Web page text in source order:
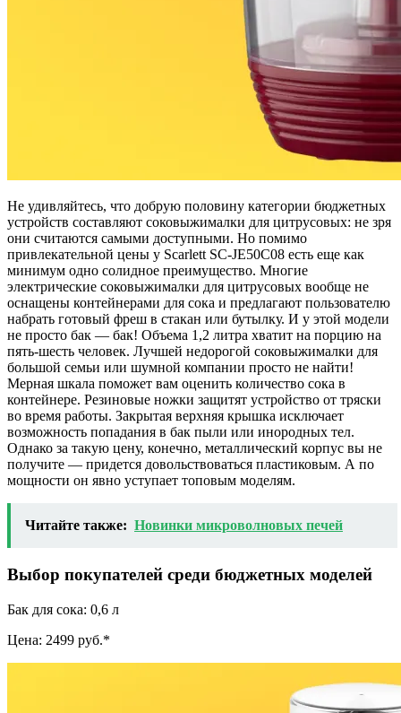
Не удивляйтесь, что добрую половину категории бюджетных
устройств составляют соковыжималки для цитрусовых: не зря
они считаются самыми доступными. Но помимо
привлекательной цены у Scarlett SC-JE50C08 есть еще как
минимум одно солидное преимущество. Многие
электрические соковыжималки для цитрусовых вообще не
оснащены контейнерами для сока и предлагают пользователю
набрать готовый фреш в стакан или бутылку. И у этой модели
не просто бак — бак! Объема 1,2 литра хватит на порцию на
пять-шесть человек. Лучшей недорогой соковыжималки для
большой семьи или шумной компании просто не найти!
Мерная шкала поможет вам оценить количество сока в
контейнере. Резиновые ножки защитят устройство от тряски
во время работы. Закрытая верхняя крышка исключает
возможность попадания в бак пыли или инородных тел.
Однако за такую ​​цену, конечно, металлический корпус вы не
получите — придется довольствоваться пластиковым. А по
мощности он явно уступает топовым моделям.
Читайте также: Новинки микроволновых печей
Выбор покупателей среди бюджетных моделей
Бак для сока: 0,6 л
Цена: 2499 руб.*